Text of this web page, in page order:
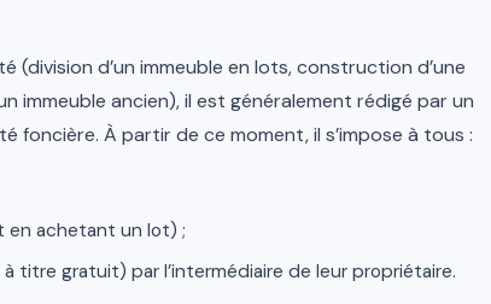
d’un immeuble en lots, construction d’une
immeuble ancien), il est généralement rédigé par un
foncière. À partir de ce moment, il s’impose à tous :
en achetant un lot) ;
titre gratuit) par l’intermédiaire de leur propriétaire.